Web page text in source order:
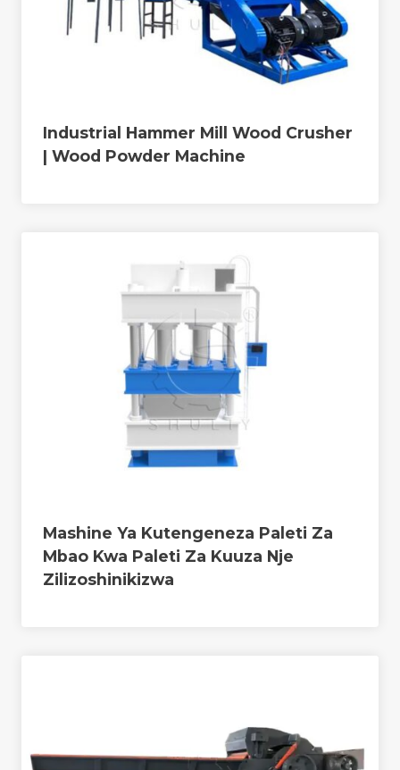
Industrial Hammer Mill Wood Crusher
| Wood Powder Machine
Mashine Ya Kutengeneza Paleti Za
Mbao Kwa Paleti Za Kuuza Nje
Zilizoshinikizwa